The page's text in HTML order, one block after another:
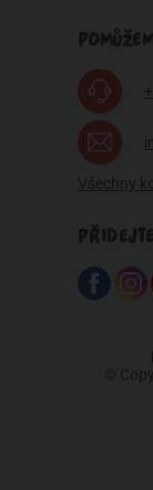
Všechny
©